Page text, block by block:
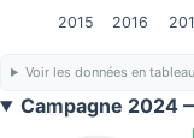
2015 2016
Voir les données en tableau
Campagne 2024